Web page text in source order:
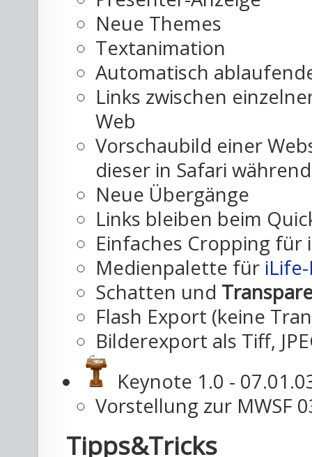
Neue Themes
Textanimation
Automatisch
Links zwischen
Web
Vorschaubild einer
dieser in Safari
Neue Übergänge
Links bleiben beim
Einfaches Cropping
Medienpalette für
Schatten und
Flash Export (keine
Bilderexport als Tiff,
Keynote 1.0 -
Vorstellung zur MWSF
Tipps&Tricks